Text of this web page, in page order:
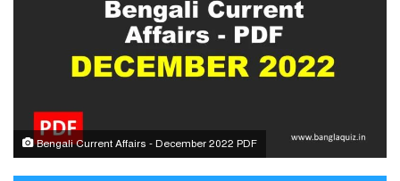
Bengali Current Affairs - December 2022 PDF